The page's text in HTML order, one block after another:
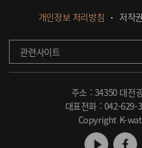
개인정보 처리방침 저작
관련사이트
주소 : 34350 대전
대표전화 : 042-629-
Copyright K-